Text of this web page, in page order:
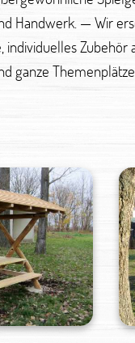
Handwerk. — Wir
individuelles Zubehör
ganze
fachfremder